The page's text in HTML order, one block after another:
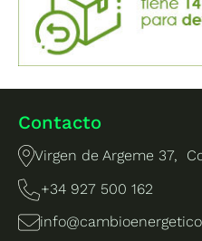
Contacto
Virgen de Argeme 37,
+34 927 500 162